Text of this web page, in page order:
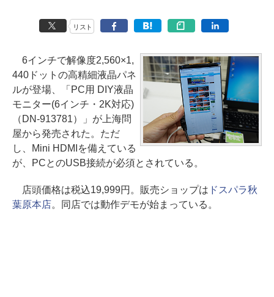
リスト
6インチで解像度2,560×1,
440ドットの高精細液晶パネ
ルが登場、「PC用 DIY液晶
モニター(6インチ・2K対応)
（DN-913781）」が上海問
屋から発売された。ただ
し、Mini HDMIを備えている
が、PCとのUSB接続が必須とされている。
店頭価格は税込19,999円。販売ショップは ドスパラ秋
葉原本店。同店では動作デモが始まっている。